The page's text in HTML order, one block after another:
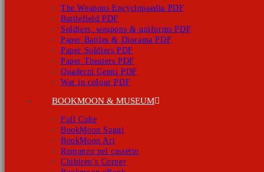
The Weapons Encyclopaedia PDF
Battlefield PDF
Soldiers, weapons & uniforms PDF
Paper Battles & Diorama PDF
Paper Soldiers PDF
Paper Theaters PDF
Quaderni Cenni PDF
War in colour PDF
BOOKMOON & MUSEUM
Full Cube
BookMoon Saggi
BookMoon Art
Romanzo nel cassetto
Children’s Corner